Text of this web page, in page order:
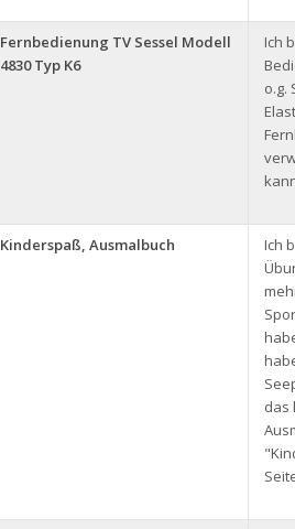
Fernbedienung TV Sessel Modell
4830 Typ K6
Ich
o.g.
Kinderspaß, Ausmalbuch
Ich
das